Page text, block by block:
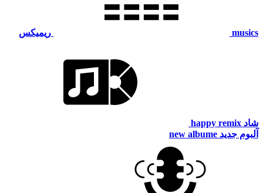
musics ریمیکس
شاد happy remix
آلبوم جدید new albume